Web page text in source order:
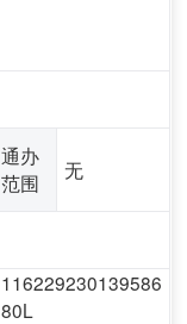
通办
范围
无
116229230139586
80L